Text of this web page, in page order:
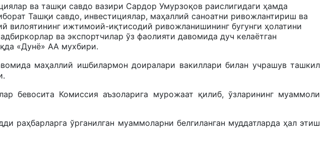
ва ташқи савдо вазири Сардор Умурзоқов раислигидаги ҳамда
Ташқи савдо, инвестициялар, маҳаллий саноатни ривожлантириш ва
вилоятининг ижтимоий-иқтисодий ривожланишининг бугунги ҳолатини
ва экспортчилар ўз фаолияти давомида дуч келаётган
«Дунё» АА мухбири.
маҳаллий ишбилармон доиралари вакиллари билан учрашув ташкил
бевосита Комиссия аъзоларига мурожаат қилиб, ўзларининг муаммоли
раҳбарларга ўрганилган муаммоларни белгиланган муддатларда ҳал этиш